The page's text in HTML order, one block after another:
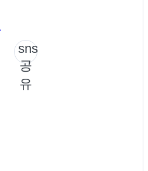
sns
공
유